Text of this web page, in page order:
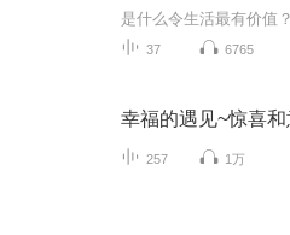
37 6765
幸福的遇见~惊喜
257 1万